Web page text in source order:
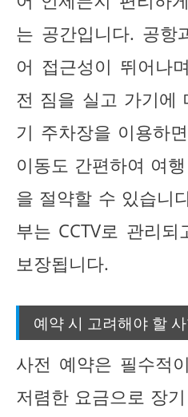
는 공간입니다. 공항
어 접근성이 뛰어나
전 짐을 실고 가기에
기 주차장을 이용하
이동도 간편하여 여
을 절약할 수 있습니
부는 CCTV로 관리
보장됩니다.
예약 시 고려해야 할
사전 예약은 필수적
저렴한 요금으로 장